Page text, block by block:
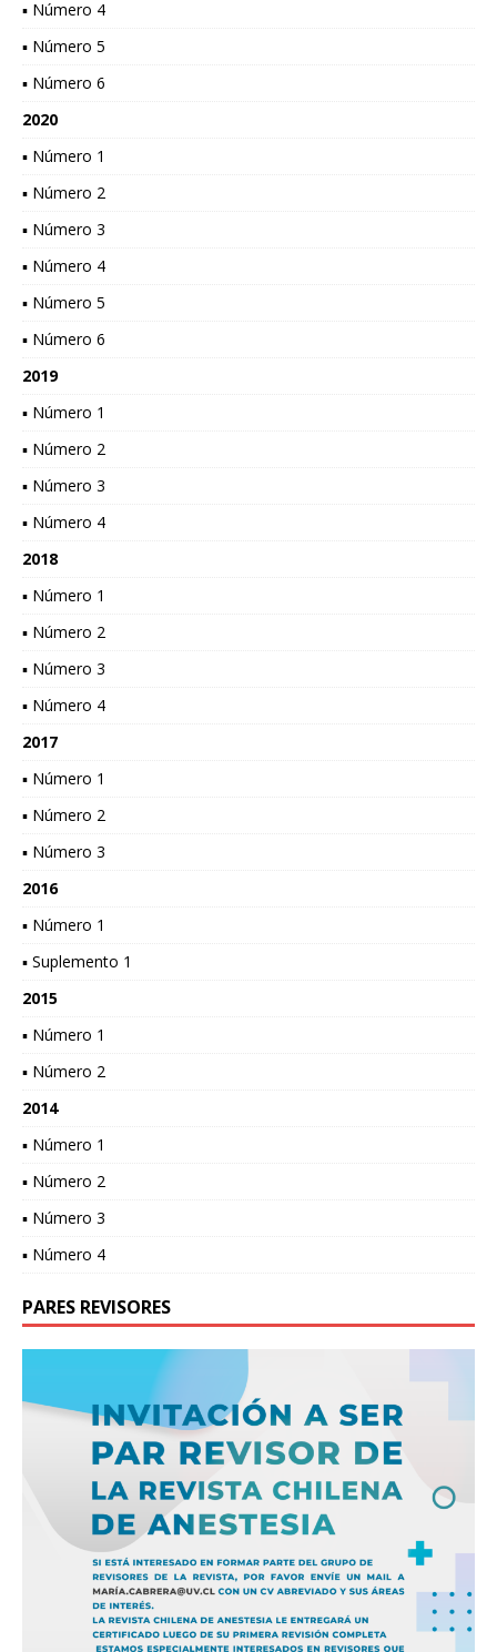
▪ Número 4
▪ Número 5
▪ Número 6
2020
▪ Número 1
▪ Número 2
▪ Número 3
▪ Número 4
▪ Número 5
▪ Número 6
2019
▪ Número 1
▪ Número 2
▪ Número 3
▪ Número 4
2018
▪ Número 1
▪ Número 2
▪ Número 3
▪ Número 4
2017
▪ Número 1
▪ Número 2
▪ Número 3
2016
▪ Número 1
▪ Suplemento 1
2015
▪ Número 1
▪ Número 2
2014
▪ Número 1
▪ Número 2
▪ Número 3
▪ Número 4
PARES REVISORES